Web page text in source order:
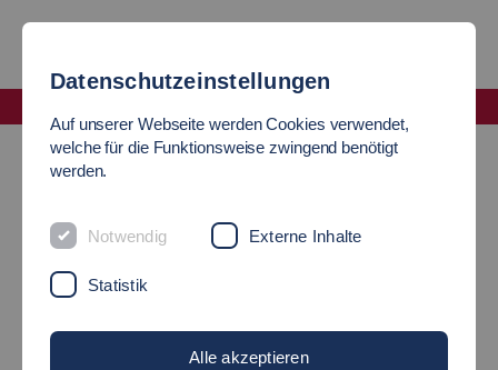
Auf einen Blick
FAKULTÄT
Eine Fakultät mit
Datenschutzeinstellungen
Auf unserer Webseite werden Cookies verwendet,
welche für die Funktionsweise zwingend benötigt
werden.
Notwendig Externe Inhalte
Statistik
Alle akzeptieren